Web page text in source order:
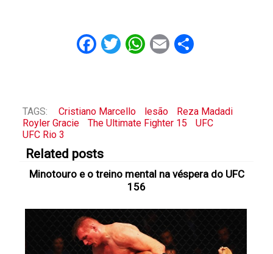
Facebook
Twitter
WhatsApp
EmailShare
TAGS: Cristiano Marcello lesão
Reza Madadi
Royler Gracie
The Ultimate Fighter 15
UFC
UFC Rio 3
Related posts
Minotouro e o treino mental na véspera do UFC
156